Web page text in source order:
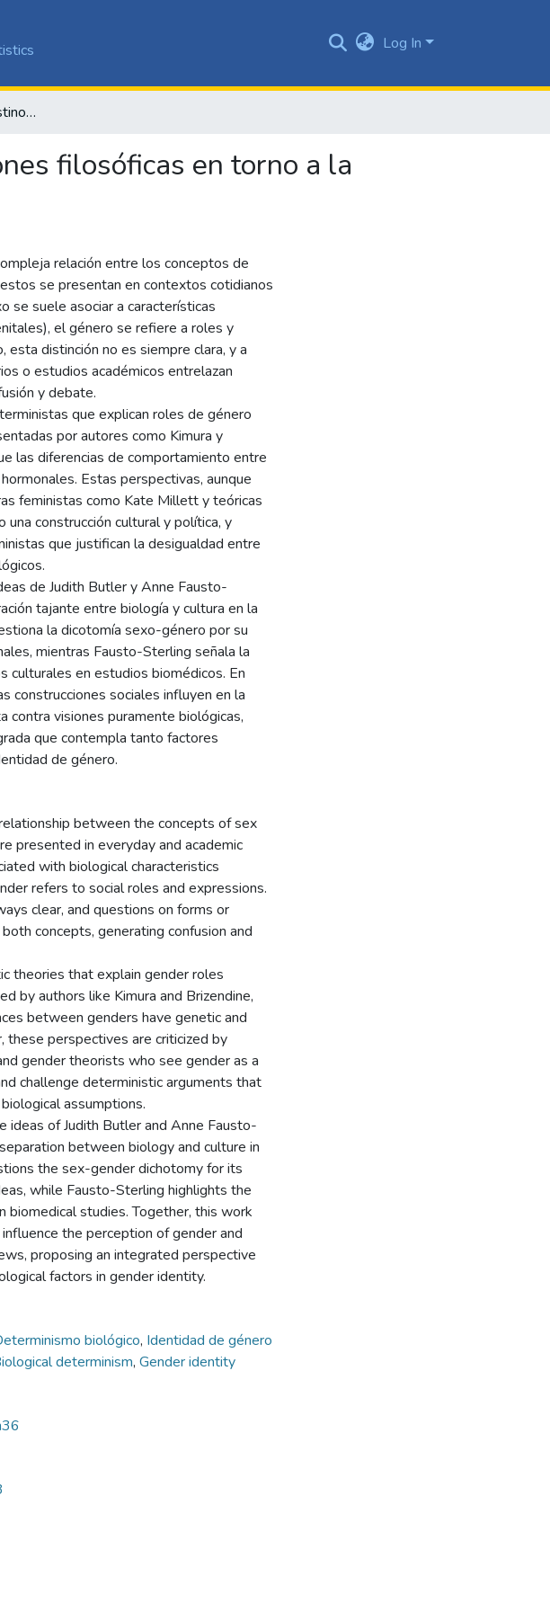
Log In
La biología, ¿es un destino? algunas reflexiones filosóficas en torno a la diferencia sexual y el género
filosóficas en torno a la
relación entre los conceptos de
se presentan en contextos cotidianos
se suele asociar a características
el género se refiere a roles y
esta distinción no es siempre clara, y a
o estudios académicos entrelazan
y debate.
que explican roles de género
por autores como Kimura y
las diferencias de comportamiento entre
Estas perspectivas, aunque
feministas como Kate Millett y teóricas
construcción cultural y política, y
que justifican la desigualdad entre
de Judith Butler y Anne Fausto-
tajante entre biología y cultura en la
la dicotomía sexo-género por su
mientras Fausto-Sterling señala la
culturales en estudios biomédicos. En
construcciones sociales influyen en la
contra visiones puramente biológicas,
que contempla tanto factores
de género.
between the concepts of sex
presented in everyday and academic
with biological characteristics
refers to social roles and expressions.
clear, and questions on forms or
concepts, generating confusion and
theories that explain gender roles
by authors like Kimura and Brizendine,
between genders have genetic and
these perspectives are criticized by
gender theorists who see gender as a
challenge deterministic arguments that
assumptions.
of Judith Butler and Anne Fausto-
between biology and culture in
the sex-gender dichotomy for its
while Fausto-Sterling highlights the
biomedical studies. Together, this work
the perception of gender and
proposing an integrated perspective
factors in gender identity.
biológico, Identidad de género
determinism, Gender identity